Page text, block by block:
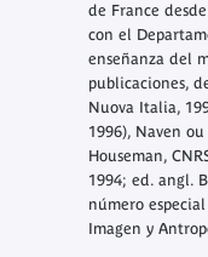
de France
con el
enseñanza del
publicaciones,
Nuova Italia,
1996), Naven
Houseman,
1994; ed. angl.
número
Imagen y